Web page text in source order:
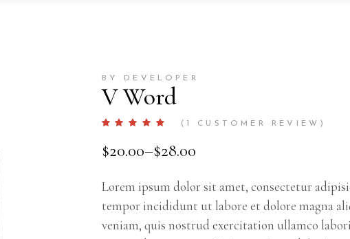
BY DEVELOPER
V Word
Rated
of 5
based
1
rating
( 1 CUSTOMER REVIEW)
$20.00–$28.00
Lorem ipsum dolor sit amet, consectetur
tempor incididunt ut labore et dolore magna
veniam, quis nostrud exercitation ullamco